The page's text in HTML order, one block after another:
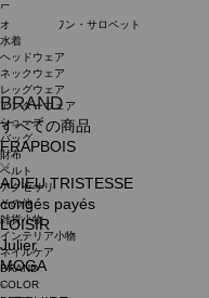
BRAND
すべての商品
FRAPBOIS
ADIEU TRISTESSE
congés payés
LOISIR
Julier
MOGA
ワンピース
オールインワン・サロペット
水着
ヘッドウェア
ネックウェア
レッグウェア
アンダーウェア
シューズ
バッグ
財布
ベルト
アクセサリ
その他
雑貨小物
インテリア小物
ネイルケア
BRAND
COLOR